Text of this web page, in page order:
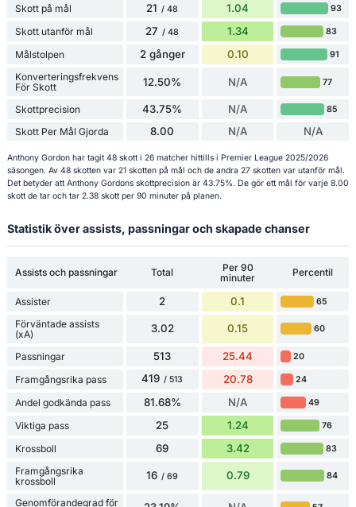
Skott på mål 21 / 48 1.04 93
Skott utanför mål 27 / 48 1.34 83
Målstolpen 2 gånger 0.10 91
Konverteringsfrekvens
För Skott
12.50% N/A 77
Skottprecision 43.75% N/A 85
Skott Per Mål Gjorda 8.00 N/A N/A
Anthony Gordon har tagit 48 skott i 26 matcher hittills i Premier League 2025/2026
säsongen. Av 48 skotten var 21 skotten på mål och de andra 27 skotten var utanför mål.
Det betyder att Anthony Gordons skottprecision är 43.75%. De gör ett mål för varje 8.00
skott de tar och tar 2.38 skott per 90 minuter på planen.
Statistik över assists, passningar och skapade chanser
Assists och passningar Total
Per 90
minuter
Percentil
Assister 2 0.1 65
Förväntade assists
(xA)
3.02 0.15 60
Passningar 513 25.44 20
Framgångsrika pass 419 / 513 20.78 24
Andel godkända pass 81.68% N/A 49
Viktiga pass 25 1.24 76
Krossboll 69 3.42 83
Framgångsrika
krossboll
16 / 69 0.79 84
Genomförandegrad för